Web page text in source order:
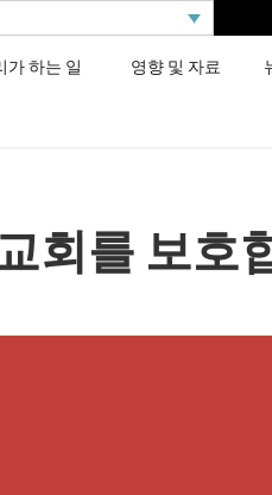
가 하는 일 영향 및 자료
회를 보호